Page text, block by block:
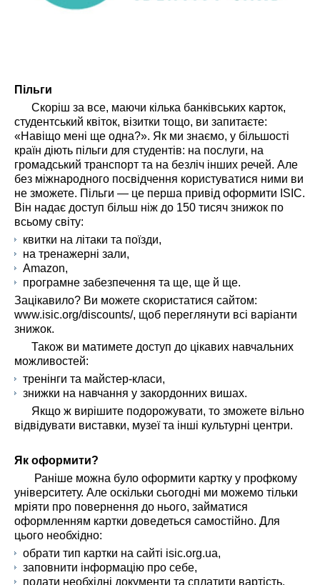
Пільги
Скоріш за все, маючи кілька банківських карток,
студентський квіток, візитки тощо, ви запитаєте:
«Навіщо мені ще одна?». Як ми знаємо, у більшості
країн діють пільги для студентів: на послуги, на
громадський транспорт та на безліч інших речей. Але
без міжнародного посвідчення користуватися ними ви
не зможете. Пільги — це перша привід оформити ISIC.
Він надає доступ більш ніж до 150 тисяч знижок по
всьому світу:
квитки на літаки та поїзди,
на тренажерні зали,
Amazon,
програмне забезпечення та ще, ще й ще.
Зацікавило? Ви можете скористатися сайтом:
www.isic.org/discounts/, щоб переглянути всі варіанти
знижок.
Також ви матимете доступ до цікавих навчальних
можливостей:
тренінги та майстер-класи,
знижки на навчання у закордонних вишах.
Якщо ж вирішите подорожувати, то зможете вільно
відвідувати виставки, музеї та інші культурні центри.
Як оформити?
Раніше можна було оформити картку у профкому
університету. Але оскільки сьогодні ми можемо тільки
мріяти про повернення до нього, займатися
оформленням картки доведеться самостійно. Для
цього необхідно:
обрати тип картки на сайті isic.org.ua,
заповнити інформацію про себе,
подати необхідні документи та сплатити вартість.